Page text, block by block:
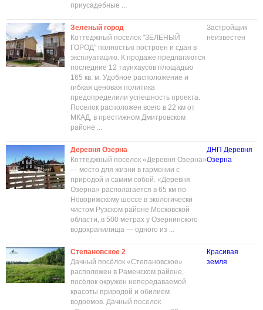
приусадебные ...
Зеленый город
Коттеджный поселок "ЗЕЛЕНЫЙ
ГОРОД" полностью построен и сдан в
эксплуатацию. К продаже предлагаются
последние 12 таунхаусов площадью
165 кв. м. Удобное расположение и
гибкая ценовая политика
предопределили успешность проекта.
Поселок расположен всего в 22 км от
МКАД, в престижном Дмитровском
районе ...
Застройщик
неизвестен
Деревня Озерна
Коттеджный поселок «Деревня Озерна»
— место для жизни в гармонии с
природой и самим собой. «Деревня
Озерна» располагается в 65 км по
Новорижскому шоссе в экологически
чистом Рузском районе Московской
области, в 500 метрах у Озернинского
водохранилища — одного из ...
ДНП Деревня
Озерна
Степановское 2
Дачный посёлок «Степановское»
расположен в Раменском районе,
посёлок окружен непередаваемой
красоты природой и обилием
водоёмов. Дачный поселок
Красивая
земля